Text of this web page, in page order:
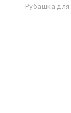
Рубашка для